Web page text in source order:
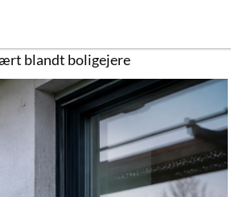
blandt boligejere